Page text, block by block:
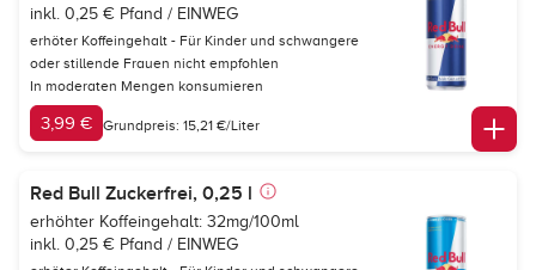
inkl. 0,25 € Pfand / EINWEG
erhöter Koffeingehalt - Für Kinder und schwangere
oder stillende Frauen nicht empfohlen
In moderaten Mengen konsumieren
3,99 € Grundpreis: 15,21 €/Liter
Red Bull Zuckerfrei, 0,25 l
erhöhter Koffeingehalt: 32mg/100ml
inkl. 0,25 € Pfand / EINWEG